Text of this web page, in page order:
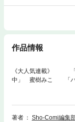
作品情報
《大人気連載》 「
中」 蜜樹みこ 「ハ
生！！」 池山田剛
子 【ギャグ】 「
「きっと愛だから、
した」 夜神里奈 【
著者
Sho-Comi編集